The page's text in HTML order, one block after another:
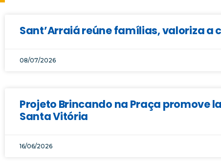
Sant’Arraiá reúne famílias, valoriza a
08/07/2026
Projeto Brincando na Praça promove
Santa Vitória
16/06/2026